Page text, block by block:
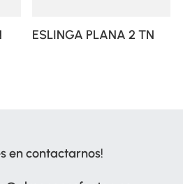
ESLINGA PLANA 2 TN
en contactarnos!